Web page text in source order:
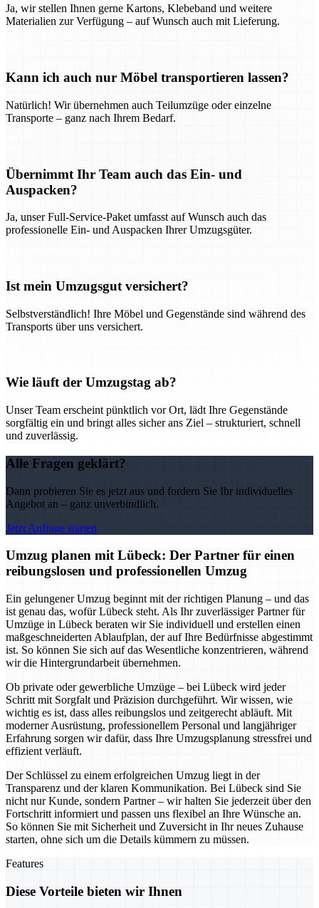
Ja, wir stellen Ihnen gerne Kartons, Klebeband und weitere
Materialien zur Verfügung – auf Wunsch auch mit Lieferung.
Kann ich auch nur Möbel transportieren lassen?
Natürlich! Wir übernehmen auch Teilumzüge oder einzelne
Transporte – ganz nach Ihrem Bedarf.
Übernimmt Ihr Team auch das Ein- und
Auspacken?
Ja, unser Full-Service-Paket umfasst auf Wunsch auch das
professionelle Ein- und Auspacken Ihrer Umzugsgüter.
Ist mein Umzugsgut versichert?
Selbstverständlich! Ihre Möbel und Gegenstände sind während des
Transports über uns versichert.
Wie läuft der Umzugstag ab?
Unser Team erscheint pünktlich vor Ort, lädt Ihre Gegenstände
sorgfältig ein und bringt alles sicher ans Ziel – strukturiert, schnell
und zuverlässig.
Alle Fragen geklärt?
Dann probieren Sie es jetzt aus und fordern Sie Ihr individuelles
Angebot an – ganz unverbindlich.
Jetzt Anfrage starten
Umzug planen mit Lübeck: Der Partner für einen
reibungslosen und professionellen Umzug
Ein gelungener Umzug beginnt mit der richtigen Planung – und das
ist genau das, wofür Lübeck steht. Als Ihr zuverlässiger Partner für
Umzüge in Lübeck beraten wir Sie individuell und erstellen einen
maßgeschneiderten Ablaufplan, der auf Ihre Bedürfnisse abgestimmt
ist. So können Sie sich auf das Wesentliche konzentrieren, während
wir die Hintergrundarbeit übernehmen.
Ob private oder gewerbliche Umzüge – bei Lübeck wird jeder
Schritt mit Sorgfalt und Präzision durchgeführt. Wir wissen, wie
wichtig es ist, dass alles reibungslos und zeitgerecht abläuft. Mit
moderner Ausrüstung, professionellem Personal und langjähriger
Erfahrung sorgen wir dafür, dass Ihre Umzugsplanung stressfrei und
effizient verläuft.
Der Schlüssel zu einem erfolgreichen Umzug liegt in der
Transparenz und der klaren Kommunikation. Bei Lübeck sind Sie
nicht nur Kunde, sondern Partner – wir halten Sie jederzeit über den
Fortschritt informiert und passen uns flexibel an Ihre Wünsche an.
So können Sie mit Sicherheit und Zuversicht in Ihr neues Zuhause
starten, ohne sich um die Details kümmern zu müssen.
Features
Diese Vorteile bieten wir Ihnen